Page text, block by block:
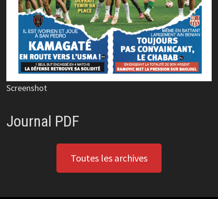
Screenshot
Journal PDF
Toutes les archives